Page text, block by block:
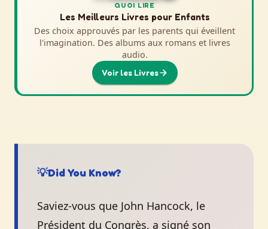
QUOI REGARDER
Films et Séries d'Histoire pour Enfants
Des choix approuvés par les parents qui donnent vie
à l'histoire. Des aventures animées aux
documentaires épiques.
Voir la Sélection
QUOI LIRE
Les Meilleurs Livres pour Enfants
Des choix approuvés par les parents qui éveillent
l'imagination. Des albums aux romans et livres
audio.
Voir les Livres
💡Did You Know?
Saviez-vous que John Hancock, le
Président du Congrès, a signé son